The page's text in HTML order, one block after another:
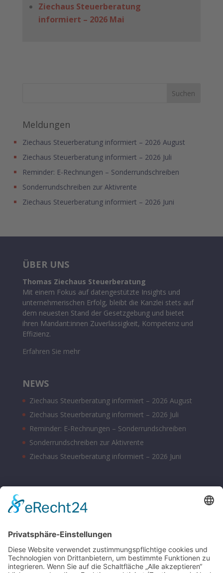
Ziechaus Steuerberatung
informiert – 2026 Mai
Meldungen
Ziechaus Steuerberatung informiert – 2026 August
Ziechaus Steuerberatung informiert – 2026 Juli
Reminder: E-Rechnungen – Sonderrundschreiben
Sonderrundschreiben zur Aktivrente
Ziechaus Steuerberatung informiert – 2026 Juni
ÜBER UNS
Thomas Ziechaus Steuerberatung
Mit einem Fokus auf datengestützte Insights und
unternehmerischen Erfolg, bleibt die Kanzlei stets auf
dem neuesten Stand der Gesetzgebung und bietet
ihren Mandant:innen Zuverlässigkeit, Kompetenz und
Effizienz.
Erfahren Sie mehr
NEWS
Ziechaus Steuerberatung informiert – 2026 August
Ziechaus Steuerberatung informiert – 2026 Juli
Reminder: E-Rechnungen – Sonderrundschreiben
Sonderrundschreiben zur Aktivrente
Ziechaus Steuerberatung informiert – 2026 Juni
Montag – Donnerstag 08:00 – 17:00 Uhr
Samstag nach Vereinbarung
Parkplätze sind hinter dem Bürohaus vorhanden.